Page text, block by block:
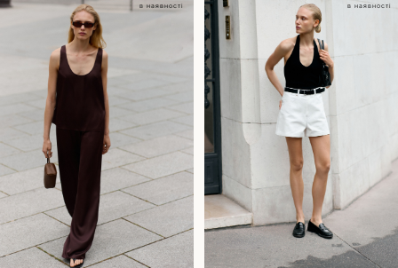
в наявності в наявності